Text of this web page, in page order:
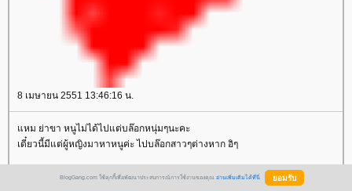
8 เมษายน 2551 13:46:16 น.
หม ย่าขา หนูไม่ได้ไปแต่บล๊อกหนุ่มๆนะคะ
เดี๋ยวนี้มีแต่ผู้หญิงมาหาหนูค่ะ ไปบล๊อกสาวๆต่างหาก อิๆ
่าสบายดีนะคะBlogGang.com ใช้คุกกี้เพื่อพัฒนาประสบการณ์การใช้งานของคุณ อ่านเพิ่มเติมได้ที่นี่